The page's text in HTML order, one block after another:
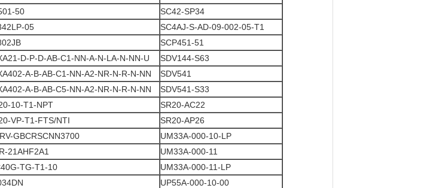
50
SC42-SP34
05
SC4AJ-S-AD-09-002-05-T1
SCP451-51
D-P-D-AB-C1-NN-A-N-LA-N-NN-U
SDV144-S63
A-B-AB-C1-NN-A2-NR-N-R-N-NN
SDV541
A-B-AB-C5-NN-A2-NR-N-R-N-NN
SDV541-S33
10-T1-NPT
SR20-AC22
VP-T1-FTS/NTI
SR20-AP26
GBCRSCNN3700
UM33A-000-10-LP
21AHF2A1
UM33A-000-11
TG-T1-10
UM33A-000-11-LP
UP55A-000-10-00